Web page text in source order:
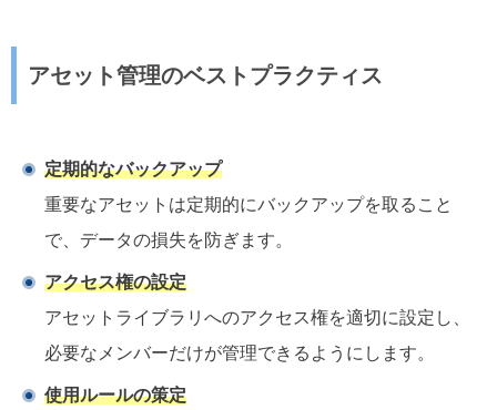
アセット管理のベストプラクティス
定期的なバックアップ
重要なアセットは定期的にバックアップを取ること
で、データの損失を防ぎます。
アクセス権の設定
アセットライブラリへのアクセス権を適切に設定し、
必要なメンバーだけが管理できるようにします。
使用ルールの策定